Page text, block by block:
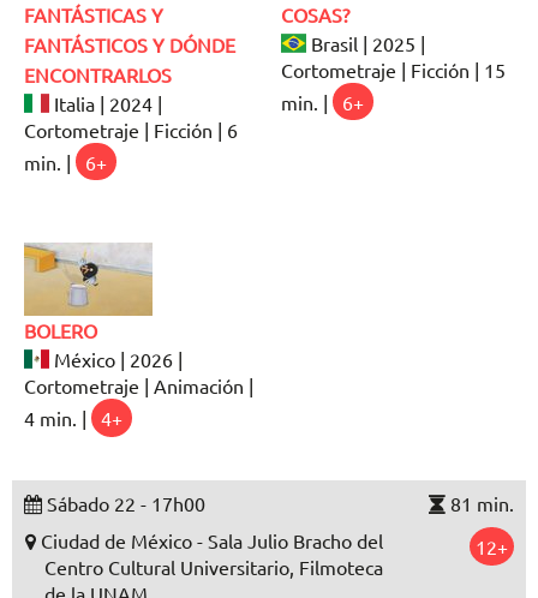
FANTÁSTICAS Y
FANTÁSTICOS Y DÓNDE
ENCONTRARLOS
Italia | 2024 |
Cortometraje | Ficción | 6
min. |
6+
COSAS?
Brasil | 2025 |
Cortometraje | Ficción | 15
min. |
6+
BOLERO
México | 2026 |
Cortometraje | Animación |
4 min. |
4+
Sábado 22 - 17h00
81 min.
Ciudad de México - Sala Julio Bracho del
Centro Cultural Universitario, Filmoteca
12+